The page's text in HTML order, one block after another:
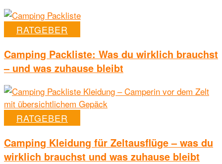
RATGEBER
Camping Packliste: Was du wirklich brauchst
– und was zuhause bleibt
RATGEBER
Camping Kleidung für Zeltausflüge – was du
wirklich brauchst und was zuhause bleibt